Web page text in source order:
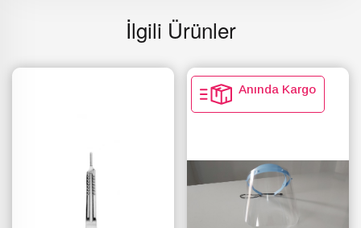
İlgili Ürünler
Anında Kargo